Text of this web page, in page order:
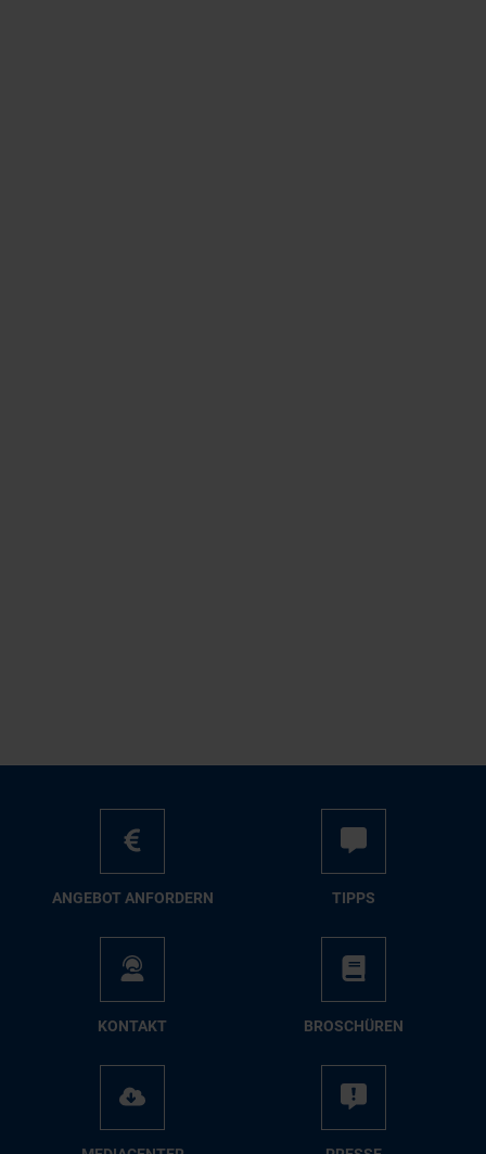
AN­GE­BOT AN­FOR­DERN TIPPS
KON­TAKT BRO­SCHÜ­REN